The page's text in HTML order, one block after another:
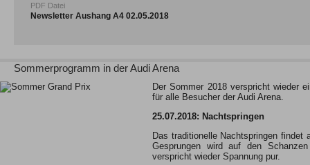
PDF Datei
Newsletter Aushang A4 02.05.2018
Sommerprogramm in der Audi Arena
Der Sommer 2018 verspricht wieder
für alle Besucher der Audi Arena.
25.07.2018: Nachtspringen
Das traditionelle Nachtspringen findet
Gesprungen wird auf den
verspricht wieder Spannung pur.